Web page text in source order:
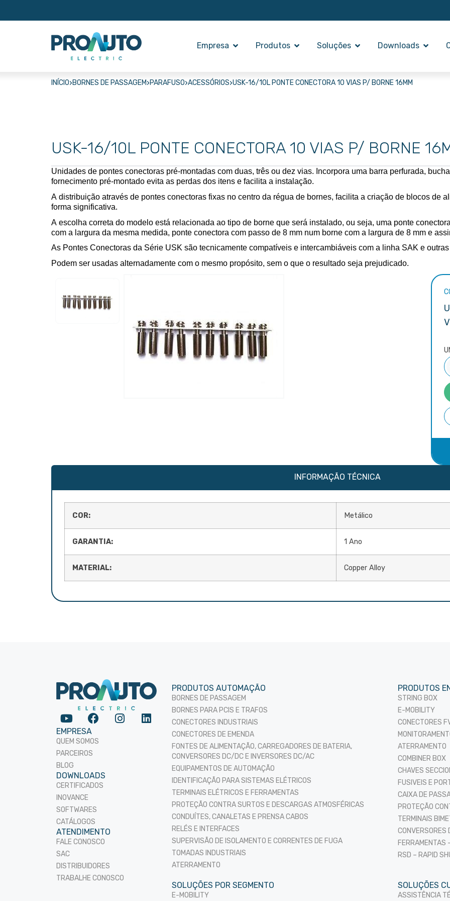
Empresa Produtos Soluções Downloads
INÍCIO›BORNES DE PASSAGEM›PARAFUSO›ACESSÓRIOS›USK-16/10L PONTE CONECTORA 10 VIAS P/ BORNE 16MM
USK-16/10L PONTE CONECTORA 10 VIAS P/ BORNE
Unidades de pontes conectoras pré-montadas com duas, três ou dez vias. Incorpora uma barra perfurada,
fornecimento pré-montado evita as perdas dos itens e facilita a instalação.
A distribuição através de pontes conectoras fixas no centro da régua de bornes, facilita a criação de blocos de
forma significativa.
A escolha correta do modelo está relacionada ao tipo de borne que será instalado, ou seja, uma ponte
com a largura da mesma medida, ponte conectora com passo de 8 mm num borne com a largura de 8 mm e
As Pontes Conectoras da Série USK são tecnicamente compatíveis e intercambiáveis com a linha SAK e
Podem ser usadas alternadamente com o mesmo propósito, sem o que o resultado seja prejudicado.
INFORMAÇÃO TÉCNICA
COR: Metálico
GARANTIA: 1 Ano
MATERIAL: Copper Alloy
EMPRESA
QUEM SOMOS
PARCEIROS
BLOG
DOWNLOADS
CERTIFICADOS
INOVANCE
SOFTWARES
CATÁLOGOS
ATENDIMENTO
FALE CONOSCO
SAC
DISTRIBUIDORES
TRABALHE CONOSCO
PRODUTOS AUTOMAÇÃO
BORNES DE PASSAGEM
BORNES PARA PCIS E TRAFOS
CONECTORES INDUSTRIAIS
CONECTORES DE EMENDA
FONTES DE ALIMENTAÇÃO, CARREGADORES DE BATERIA,
CONVERSORES DC/DC E INVERSORES DC/AC
EQUIPAMENTOS DE AUTOMAÇÃO
IDENTIFICAÇÃO PARA SISTEMAS ELÉTRICOS
TERMINAIS ELÉTRICOS E FERRAMENTAS
PROTEÇÃO CONTRA SURTOS E DESCARGAS ATMOSFÉRICAS
CONDUÍTES, CANALETAS E PRENSA CABOS
RELÉS E INTERFACES
SUPERVISÃO DE ISOLAMENTO E CORRENTES DE FUGA
TOMADAS INDUSTRIAIS
ATERRAMENTO
PRODUTOS
STRING BOX
E-MOBILITY
CONECTORES
ATERRAMENTO
COMBINER BOX
CHAVES
FUSIVEIS E
CAIXA DE
PROTEÇÃO
TERMINAIS
CONVERSORES
FERRAMENTAS
RSD – RAPID
SOLUÇÕES POR SEGMENTO
E-MOBILITY
SOLUÇÕES
ASSISTÊNCIA